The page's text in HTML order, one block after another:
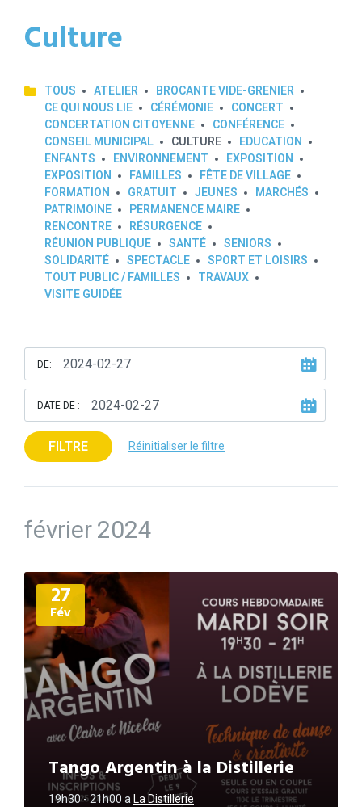
Culture
TOUS ATELIER
BROCANTE VIDE-GRENIER
CE QUI NOUS LIE
CÉRÉMONIE
CONCERT
CONCERTATION CITOYENNE
CONFÉRENCE
CONSEIL MUNICIPAL
CULTURE
EDUCATION
ENFANTS
ENVIRONNEMENT
EXPOSITION
EXPOSITION
FAMILLES
FÊTE DE VILLAGE
FORMATION
GRATUIT JEUNES
MARCHÉS
PATRIMOINE
PERMANENCE MAIRE
RENCONTRE
RÉSURGENCE
RÉUNION PUBLIQUE
SANTÉ
SENIORS
SOLIDARITÉ
SPECTACLE
SPORT ET LOISIRS
TOUT PUBLIC / FAMILLES
TRAVAUX
VISITE GUIDÉE
DE:
DATE DE :
FILTRE Réinitialiser le filtre
février 2024
27
Fév
Tango Argentin à la Distillerie
19h30 - 21h00 a La Distillerie
Plus
d'informations